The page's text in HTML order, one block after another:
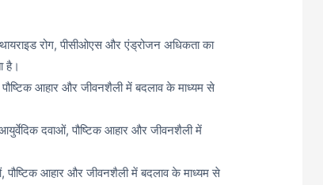
थायराइड रोग, पीसीओएस और एंड्रोजन अधिकता का
है।
आहार और जीवनशैली में बदलाव के माध्यम से
दवाओं, पौष्टिक आहार और जीवनशैली में
पौष्टिक आहार और जीवनशैली में बदलाव के माध्यम से